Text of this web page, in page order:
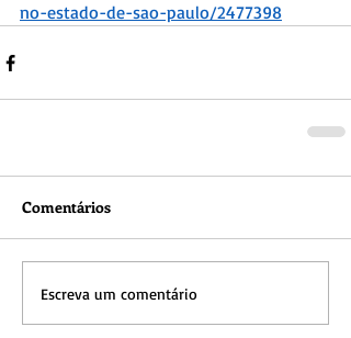
no-estado-de-sao-paulo/2477398
Comentários
Escreva um comentário